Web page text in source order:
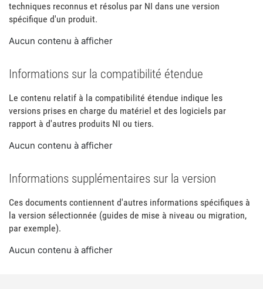
techniques reconnus et résolus par NI dans une version
spécifique d'un produit.
Aucun contenu à afficher
Informations sur la compatibilité étendue
Le contenu relatif à la compatibilité étendue indique les
versions prises en charge du matériel et des logiciels par
rapport à d'autres produits NI ou tiers.
Aucun contenu à afficher
Informations supplémentaires sur la version
Ces documents contiennent d'autres informations spécifiques à
la version sélectionnée (guides de mise à niveau ou migration,
par exemple).
Aucun contenu à afficher